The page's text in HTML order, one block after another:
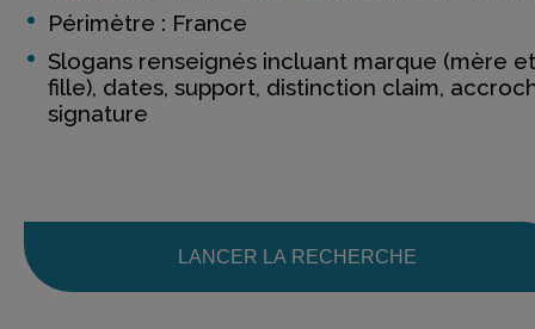
Périmètre : France
Slogans renseignés incluant marque (mère et
fille), dates, support, distinction claim,
signature
LANCER LA RECHERCHE